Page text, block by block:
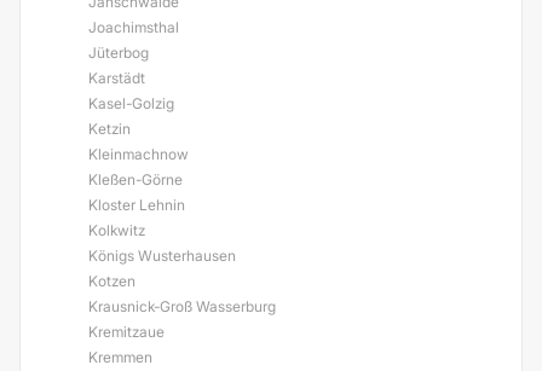
Joachimsthal
Jüterbog
Karstädt
Kasel-Golzig
Ketzin
Kleinmachnow
Kleßen-Görne
Kloster Lehnin
Kolkwitz
Königs Wusterhausen
Kotzen
Krausnick-Groß Wasserburg
Kremitzaue
Kremmen